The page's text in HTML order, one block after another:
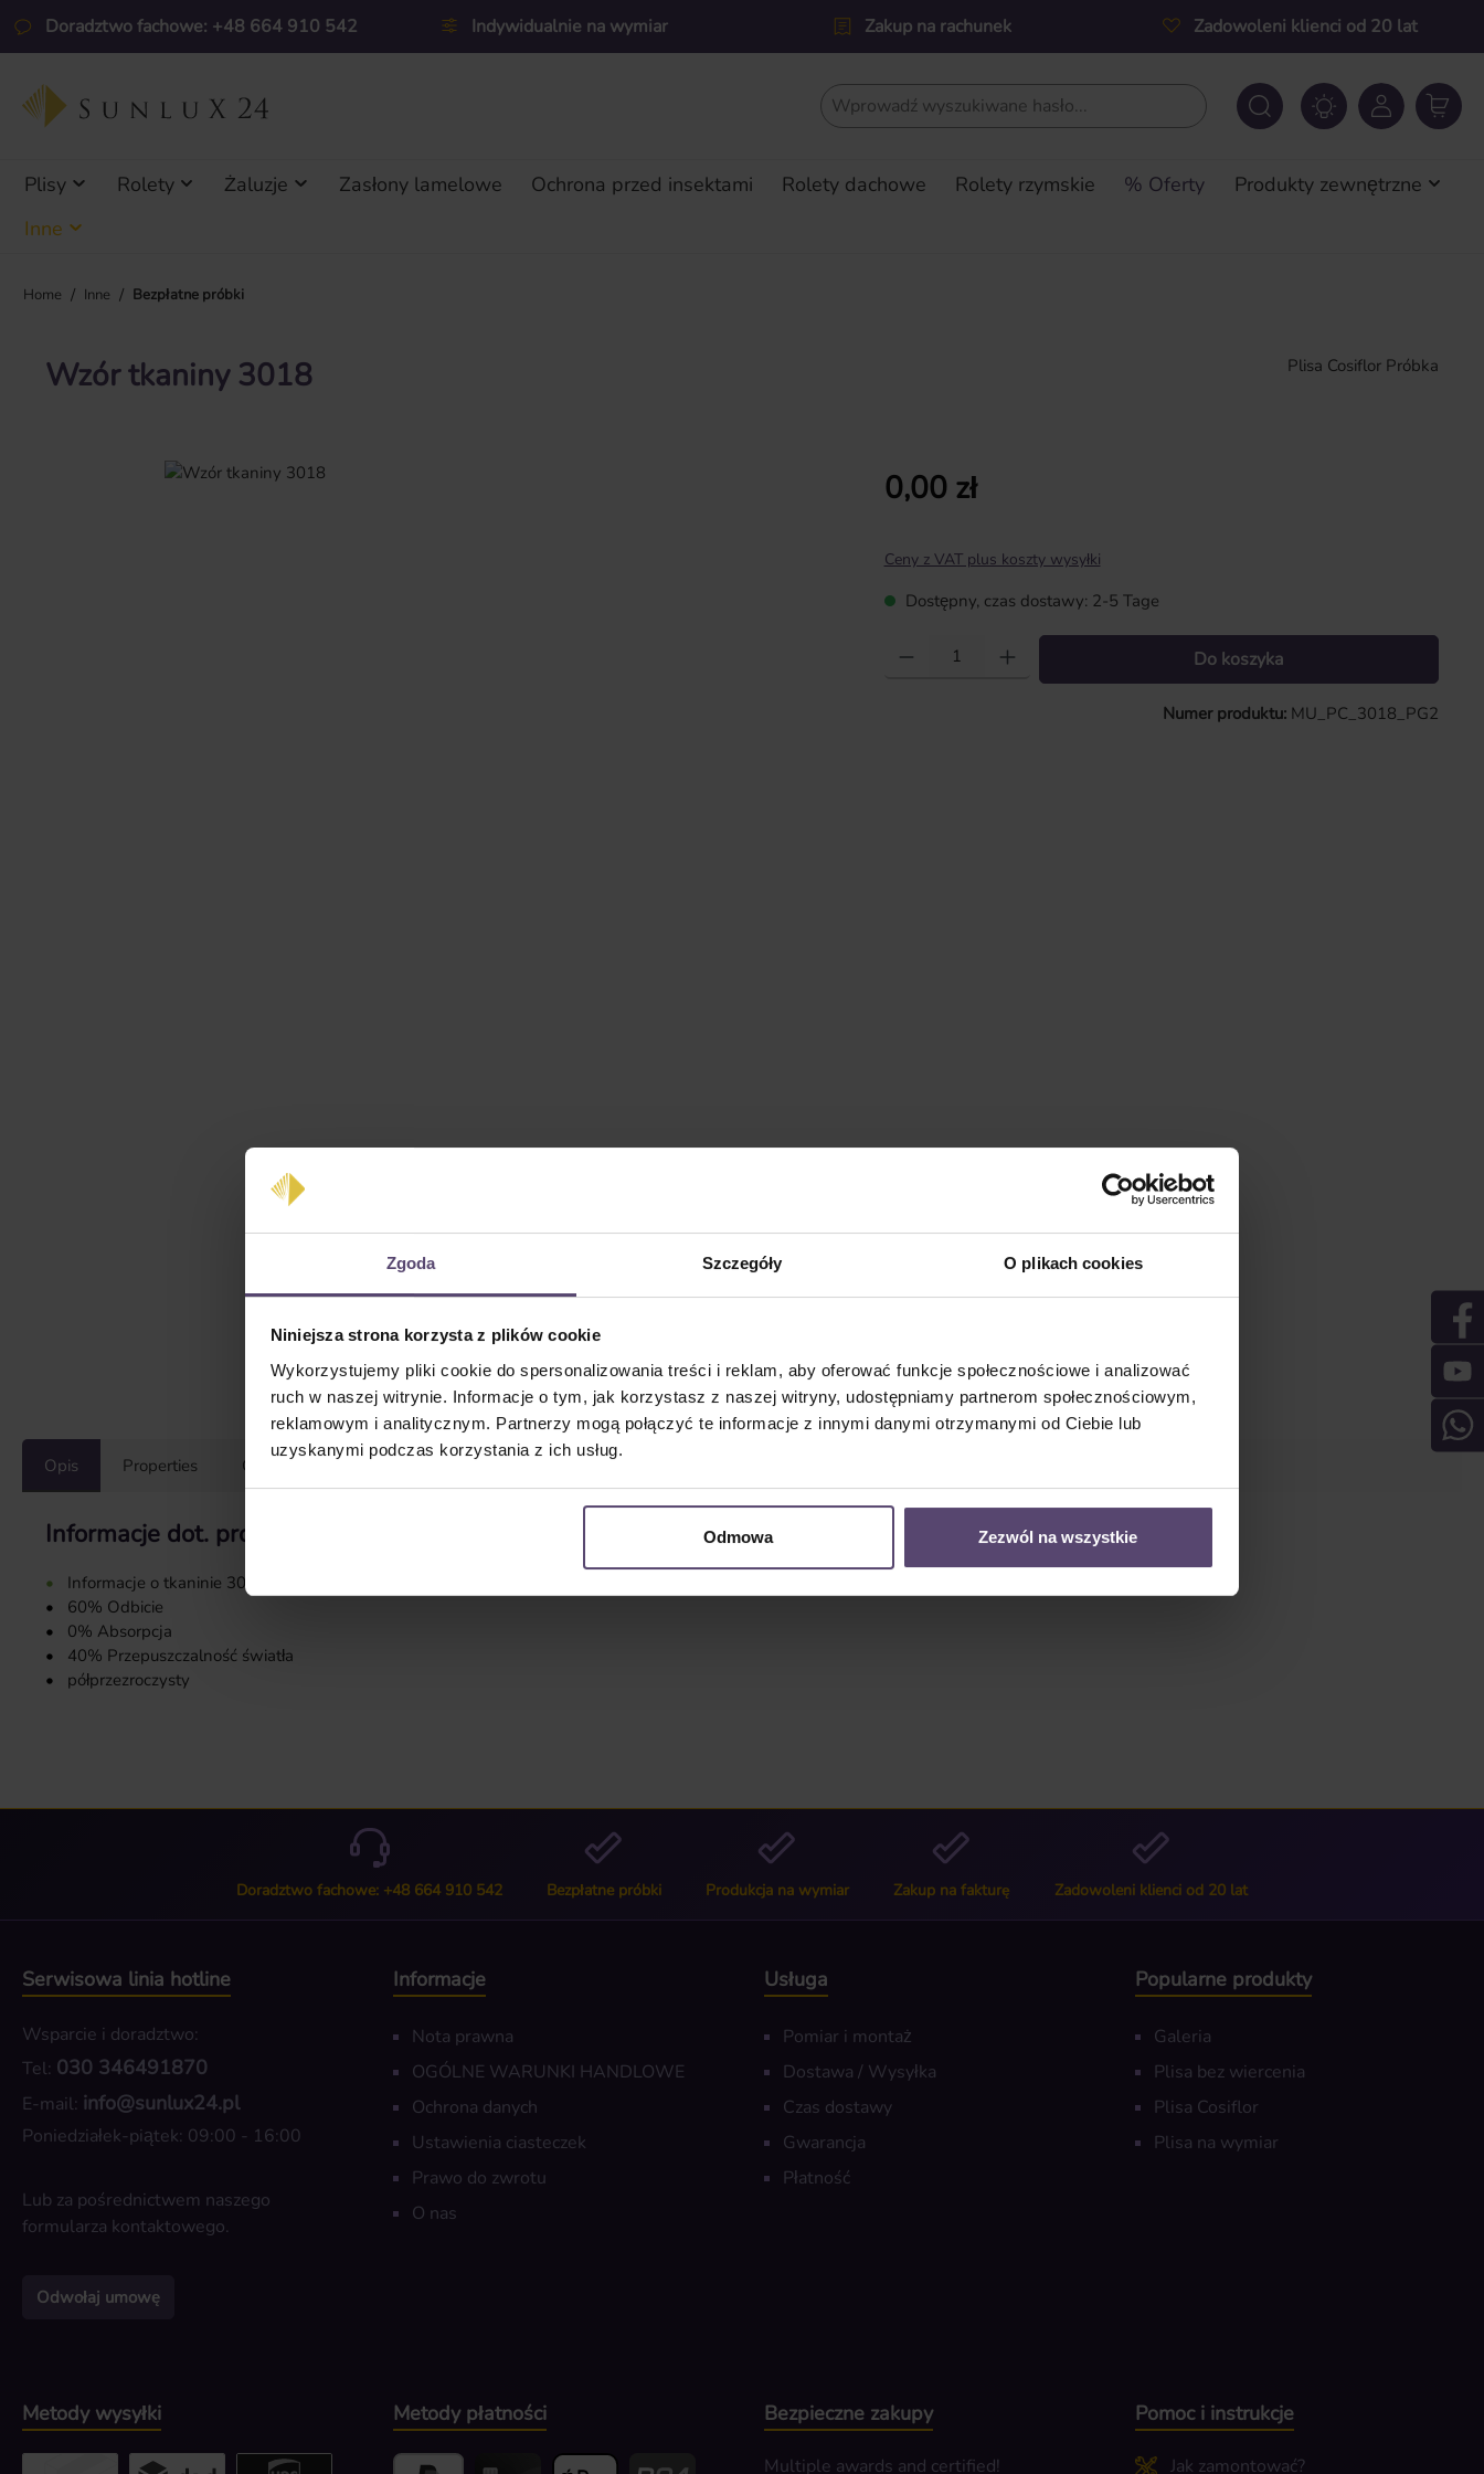
Zgoda Szczegóły O plikach cookies
Niniejsza strona korzysta z plików cookie
Wykorzystujemy pliki cookie do spersonalizowania treści i reklam, aby oferować funkcje społecznościowe i analizować
ruch w naszej witrynie. Informacje o tym, jak korzystasz z naszej witryny, udostępniamy partnerom społecznościowym,
reklamowym i analitycznym. Partnerzy mogą połączyć te informacje z innymi danymi otrzymanymi od Ciebie lub
uzyskanymi podczas korzystania z ich usług.
Odmowa Zezwól na wszystkie
do głównej zawartości
Przejdź do wyszukiwania
Przejdź do głównej nawigacji
Doradztwo fachowe: +48 664 910 542 Indywidualnie na wymiar Zakup na rachunek Zadowoleni klienci od 20 lat
Plisy Rolety Żaluzje Zasłony lamelowe Ochrona przed insektami Rolety dachowe Rolety rzymskie % Oferty
Produkty zewnętrzne
Inne
Home / Inne / Bezpłatne próbki
Wzór tkaniny 3018 Plisa Cosiflor Próbka
Pomiń galerię zdjęć Cena regularna:
0,00 zł
Ceny z VAT plus koszty wysyłki
Dostępny, czas dostawy: 2-5 Tage
Ilość produktu: Wprowadź żądaną ilość lub użyj przycisków, aby zwiększyć lub
Do koszyka
Numer produktu: MU_PC_3018_PG2
Opis Properties Opinie/Recenzje
Informacje dot. produktu "Wzór tkaniny 3018"
•
Informacje o tkaninie 3018:
•
60% Odbicie
•
0% Absorpcja
•
40% Przepuszczalność światła
•
półprzezroczysty
Doradztwo fachowe: +48 664 910 542 Bezpłatne próbki Produkcja na wymiar Zakup na fakturę Zadowoleni klienci od 20 lat
Serwisowa linia hotline
Wsparcie i doradztwo:
Tel: 030 346491870
E-mail: info@sunlux24.pl
Poniedziałek-piątek: 09:00 - 16:00
Lub za pośrednictwem naszego
formularza kontaktowego.
Odwołaj umowę
Informacje
Nota prawna
OGÓLNE WARUNKI HANDLOWE
Ochrona danych
Ustawienia ciasteczek
Prawo do zwrotu
O nas
Usługa
Pomiar i montaż
Dostawa / Wysyłka
Czas dostawy
Gwarancja
Płatność
Popularne produkty
Galeria
Plisa bez wiercenia
Plisa Cosiflor
Plisa na wymiar
Metody płatności
Metody wysyłki Bezpieczne zakupy
Multiple awards and certified!
Pomoc i instrukcje
Jak zamontować?